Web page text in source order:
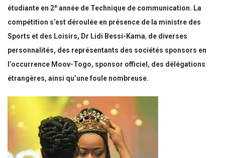
étudiante en 2e année de Technique de communication. La
compétition s’est déroulée en présence de la ministre des
Sports et des Loisirs, Dr Lidi Bessi-Kama, de diverses
personnalités, des représentants des sociétés sponsors en
l’occurrence Moov-Togo, sponsor officiel, des délégations
étrangères, ainsi qu’une foule nombreuse.